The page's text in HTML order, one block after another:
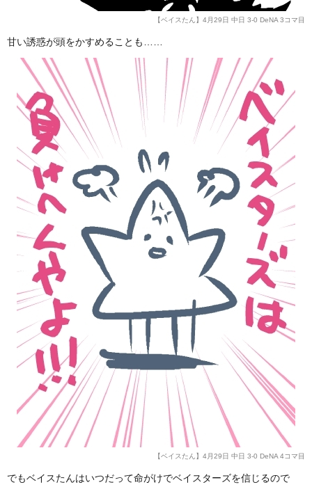
【ベイスたん】4月29日 中日 3-0 DeNA 3コマ目
甘い誘惑が頭をかすめることも……
【ベイスたん】4月29日 中日 3-0 DeNA 4コマ目
でもベイスたんはいつだって命がけでベイスターズを信じるので